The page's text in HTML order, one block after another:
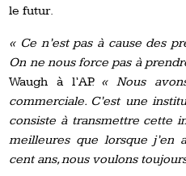
le futur.
« Ce n’est pas à cause des
On ne nous force pas à
Waugh à l’AP. « Nous
commerciale. C’est une
consiste à transmettre cette
meilleures que lorsque j’en
cent ans, nous voulons